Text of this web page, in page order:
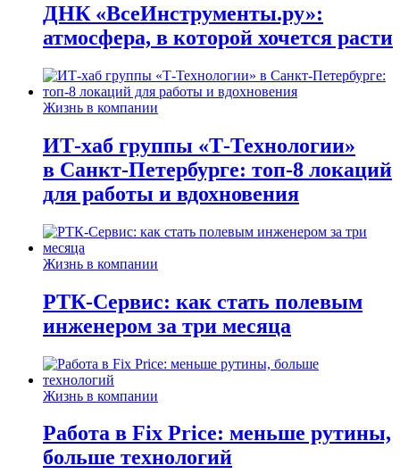
ДНК «ВсеИнструменты.ру»:
атмосфера, в которой хочется расти
Жизнь в компании
ИТ-хаб группы «Т-Технологии»
в Санкт-Петербурге: топ-8 локаций
для работы и вдохновения
Жизнь в компании
РТК-Сервис: как стать полевым
инженером за три месяца
Жизнь в компании
Работа в Fix Price: меньше рутины,
больше технологий